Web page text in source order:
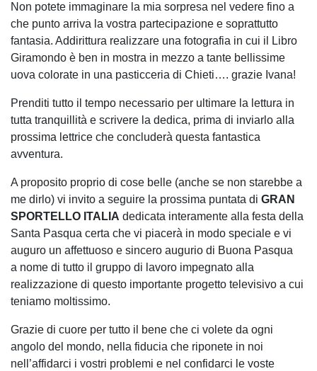
Non potete immaginare la mia sorpresa nel vedere fino a
che punto arriva la vostra partecipazione e soprattutto
fantasia. Addirittura realizzare una fotografia in cui il Libro
Giramondo è ben in mostra in mezzo a tante bellissime
uova colorate in una pasticceria di Chieti…. grazie Ivana!
Prenditi tutto il tempo necessario per ultimare la lettura in
tutta tranquillità e scrivere la dedica, prima di inviarlo alla
prossima lettrice che concluderà questa fantastica
avventura.
A proposito proprio di cose belle (anche se non starebbe a
me dirlo) vi invito a seguire la prossima puntata di GRAN
SPORTELLO ITALIA dedicata interamente alla festa della
Santa Pasqua certa che vi piacerà in modo speciale e vi
auguro un affettuoso e sincero augurio di Buona Pasqua
a nome di tutto il gruppo di lavoro impegnato alla
realizzazione di questo importante progetto televisivo a cui
teniamo moltissimo.
Grazie di cuore per tutto il bene che ci volete da ogni
angolo del mondo, nella fiducia che riponete in noi
nell’affidarci i vostri problemi e nel confidarci le voste